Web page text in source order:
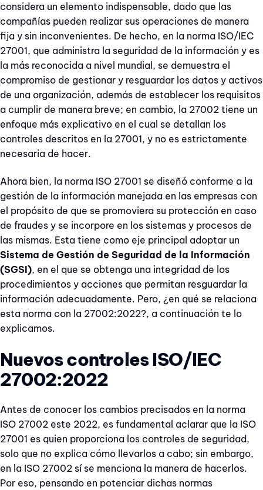
considera un elemento indispensable, dado que las
compañías pueden realizar sus operaciones de manera
fija y sin inconvenientes. De hecho, en la norma ISO/IEC
27001, que administra la seguridad de la información y es
la más reconocida a nivel mundial, se demuestra el
compromiso de gestionar y resguardar los datos y activos
de una organización, además de establecer los requisitos
a cumplir de manera breve; en cambio, la 27002 tiene un
enfoque más explicativo en el cual se detallan los
controles descritos en la 27001, y no es estrictamente
necesaria de hacer.
Ahora bien, la norma ISO 27001 se diseñó conforme a la
gestión de la información manejada en las empresas con
el propósito de que se promoviera su protección en caso
de fraudes y se incorpore en los sistemas y procesos de
las mismas. Esta tiene como eje principal adoptar un
Sistema de Gestión de Seguridad de la Información
(SGSI), en el que se obtenga una integridad de los
procedimientos y acciones que permitan resguardar la
información adecuadamente. Pero, ¿en qué se relaciona
esta norma con la 27002:2022?, a continuación te lo
explicamos.
Nuevos controles ISO/IEC
27002:2022
Antes de conocer los cambios precisados en la norma
ISO 27002 este 2022, es fundamental aclarar que la ISO
27001 es quien proporciona los controles de seguridad,
solo que no explica cómo llevarlos a cabo; sin embargo,
en la ISO 27002 sí se menciona la manera de hacerlos.
Por eso, pensando en potenciar dichas normas